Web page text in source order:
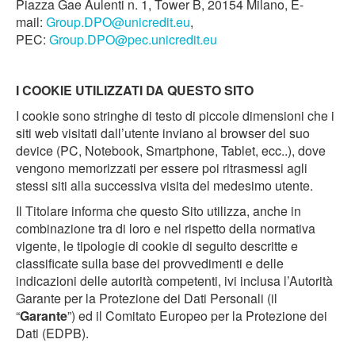
Piazza Gae Aulenti n. 1, Tower B, 20154 Milano, E-
mail: Group.DPO@unicredit.eu,
PEC: Group.DPO@pec.unicredit.eu
I COOKIE UTILIZZATI DA QUESTO SITO
I cookie sono stringhe di testo di piccole dimensioni che i
siti web visitati dall’utente inviano al browser del suo
device (PC, Notebook, Smartphone, Tablet, ecc..), dove
vengono memorizzati per essere poi ritrasmessi agli
stessi siti alla successiva visita del medesimo utente.
Il Titolare informa che questo Sito utilizza, anche in
combinazione tra di loro e nel rispetto della normativa
vigente, le tipologie di cookie di seguito descritte e
classificate sulla base dei provvedimenti e delle
indicazioni delle autorità competenti, ivi inclusa l’Autorità
Garante per la Protezione dei Dati Personali (il
“Garante”) ed il Comitato Europeo per la Protezione dei
Dati (EDPB).